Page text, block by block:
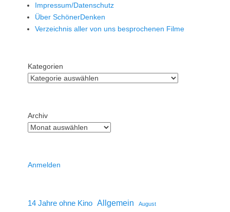
Impressum/Datenschutz
Über SchönerDenken
Verzeichnis aller von uns besprochenen Filme
Kategorien
Archiv
Anmelden
14 Jahre ohne Kino Allgemein August